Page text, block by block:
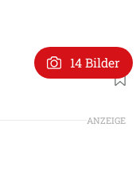
Foto: US Air Force
14 Bilder
ANZEIGE